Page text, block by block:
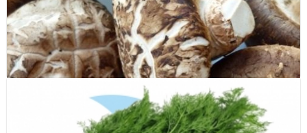
Bột chuối xanh ( Green Banana powder )